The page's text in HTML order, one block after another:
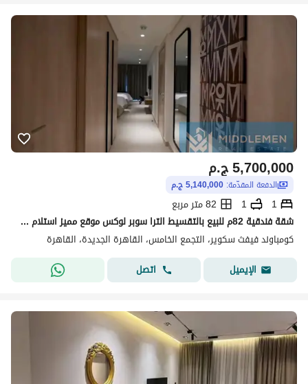
ج.م5,700,000
الدفعة المقدّمة: 5,140,000 ج.م
1
1
82 متر مربع
شقة فندقية 82م للبيع بالتقسيط الترا سوبر لوكس موقع مميز استلام فوري فيفث سكوير المراسم القاهرة الجديدة Fifth square almarasem new cairo
كومباوند فيفث سكوير، التجمع الخامس، القاهرة الجديدة، القاهرة
الإيميل
اتصل